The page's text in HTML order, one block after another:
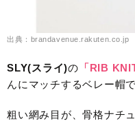
出典：brandavenue.rakuten.co.jp
SLY(スライ)の 「RIB
んにマッチするベレー帽で
粗い網み目が、骨格ナチ